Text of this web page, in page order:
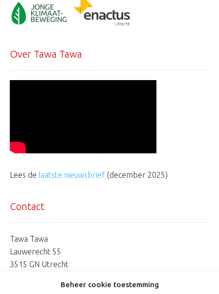
Beheer cookie toestemming
Over Tawa Tawa
Lees de laatste nieuwsbrief (december 2025)
Contact
Tawa Tawa
Lauwerecht 55
3515 GN Utrecht
marionetman@tawatawa.nl